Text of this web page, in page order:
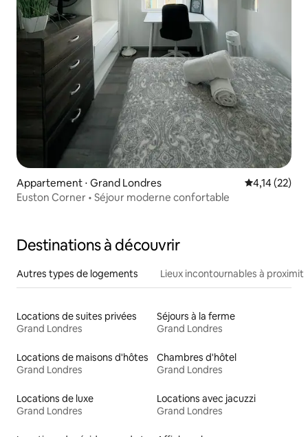
Appartement ⋅ Grand Londres Évaluation
4,14 (22)
Euston Corner • Séjour moderne confortable
Destinations à découvrir
Autres types de logements Lieux incontournables à
Locations de suites privées
Grand Londres
Séjours à la ferme
Grand Londres
Locations de maisons d'hôtes
Grand Londres
Chambres d'hôtel
Grand Londres
Locations de luxe
Grand Londres
Locations avec jacuzzi
Grand Londres